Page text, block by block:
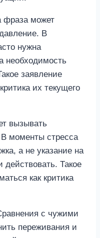
фраза может
В
нужна
необходимость
заявление
их текущего
вызывать
моменты стресса
а не указание на
действовать. Такое
как критика
с чужими
переживания и